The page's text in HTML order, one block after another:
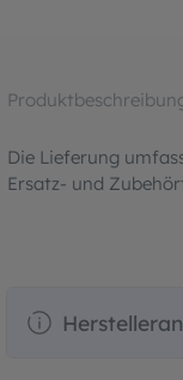
Die Lieferung
Ersatz- und